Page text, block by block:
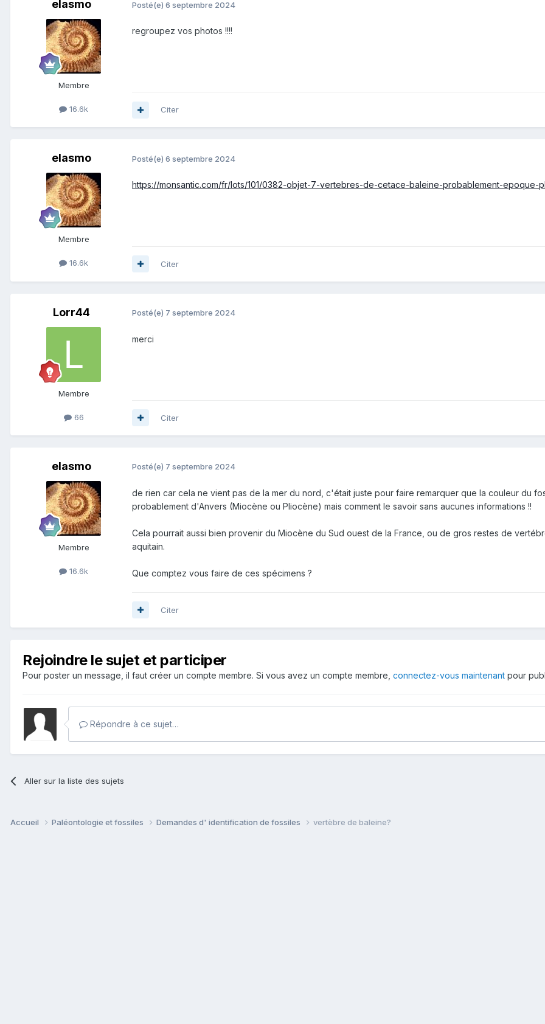
elasmo
Membre
16.6k
Posté(e) 6 septembre 2024
regroupez vos photos !!!!
Citer
elasmo
Membre
16.6k
Posté(e) 6 septembre 2024
https://monsantic.com/fr/lots/101/0382-objet-7-vertebres-de-cetace-baleine-probablement-epoque-
Citer
Lorr44
Membre
66
Posté(e) 7 septembre 2024
merci
Citer
elasmo
Membre
16.6k
Posté(e) 7 septembre 2024
de rien car cela ne vient pas de la mer du nord, c'était juste pour faire remarquer que la couleur du
probablement d'Anvers (Miocène ou Pliocène) mais comment le savoir sans aucunes informations !!
Cela pourrait aussi bien provenir du Miocène du Sud ouest de la France, ou de gros restes de
aquitain.
Que comptez vous faire de ces spécimens ?
Citer
Rejoindre le sujet et participer
Pour poster un message, il faut créer un compte membre. Si vous avez un compte membre, connectez-vous maintenant pour
Répondre à ce sujet…
Aller sur la liste des sujets
Accueil Paléontologie et fossiles Demandes d' identification de fossiles vertèbre de baleine?